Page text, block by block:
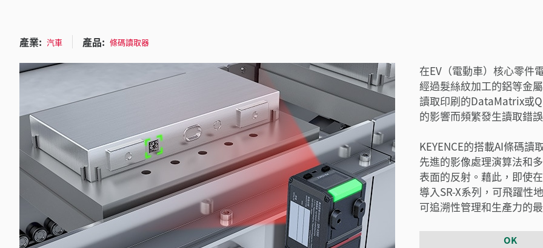
產業: 汽車 產品: 條碼讀取器
在EV（電動車）核心零件
經過髮絲紋加工的鋁等金
讀取印刷的DataMatrix或
的影響而頻繁發生讀取錯
KEYENCE的搭載AI條碼
先進的影像處理演算法和
表面的反射。藉此，即使
導入SR-X系列，可飛躍性
可追溯性管理和生產力的
OK